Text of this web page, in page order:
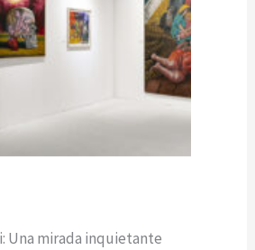
Una mirada inquietante